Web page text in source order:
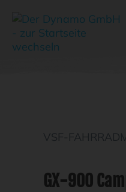
VSF-
GX-900